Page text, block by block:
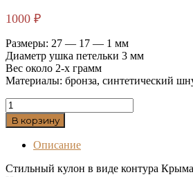
1000 ₽
Размеры: 27 — 17 — 1 мм
Диаметр ушка петельки 3 мм
Вес около 2-х грамм
Материалы: бронза, синтетический
Количество
товара
Бронзовая
подвеска
"Крым"
В корзину
Описание
Стильный кулон в виде контура